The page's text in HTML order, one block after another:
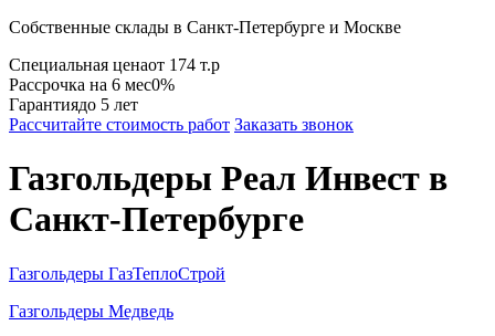
Собственные склады в Санкт-Петербурге и Москве
Специальная ценаот 174 т.р
Рассрочка на 6 мес0%
Гарантиядо 5 лет
Рассчитайте стоимость работ Заказать звонок
Газгольдеры Реал Инвест в
Санкт-Петербурге
Газгольдеры ГазТеплоСтрой
Газгольдеры Медведь